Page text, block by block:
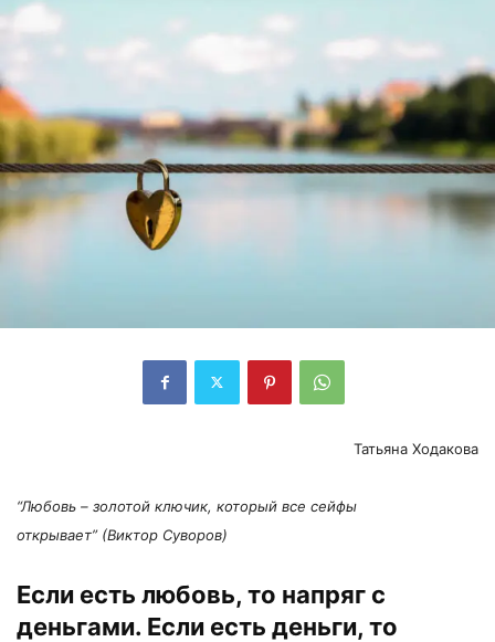
Татьяна Ходакова
“Любовь – золотой ключик, который все сейфы
открывает” (Виктор Суворов)
Если есть любовь, то напряг с
деньгами. Если есть деньги, то